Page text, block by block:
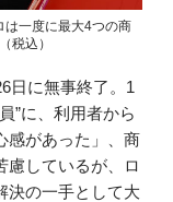
は一度に最大4つの商
税込）
日に無事終了。1
”に、利用者から
感があった」、商
慮しているが、ロ
決の一手として大